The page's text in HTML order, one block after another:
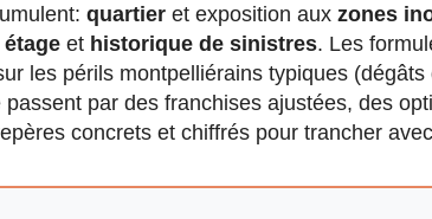
quartier et exposition aux zones
étage et historique de sinistres. Les
les périls montpelliérains typiques
passent par des franchises ajustées, des
concrets et chiffrés pour trancher